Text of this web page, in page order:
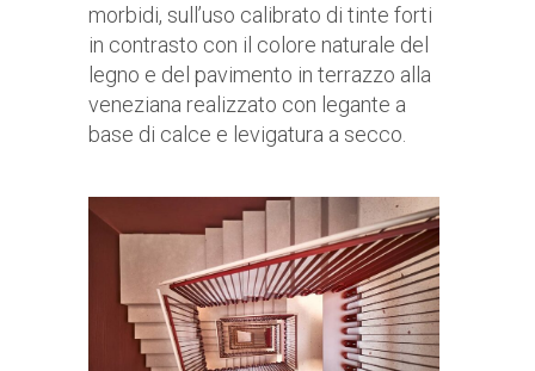
morbidi, sull’uso calibrato di tinte forti
in contrasto con il colore naturale del
legno e del pavimento in terrazzo alla
veneziana realizzato con legante a
base di calce e levigatura a secco.